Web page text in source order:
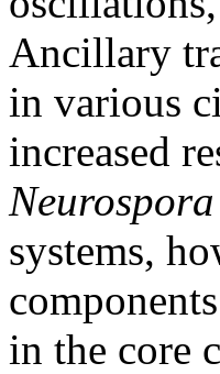
Ancillary
in various
increased
systems,
in the core